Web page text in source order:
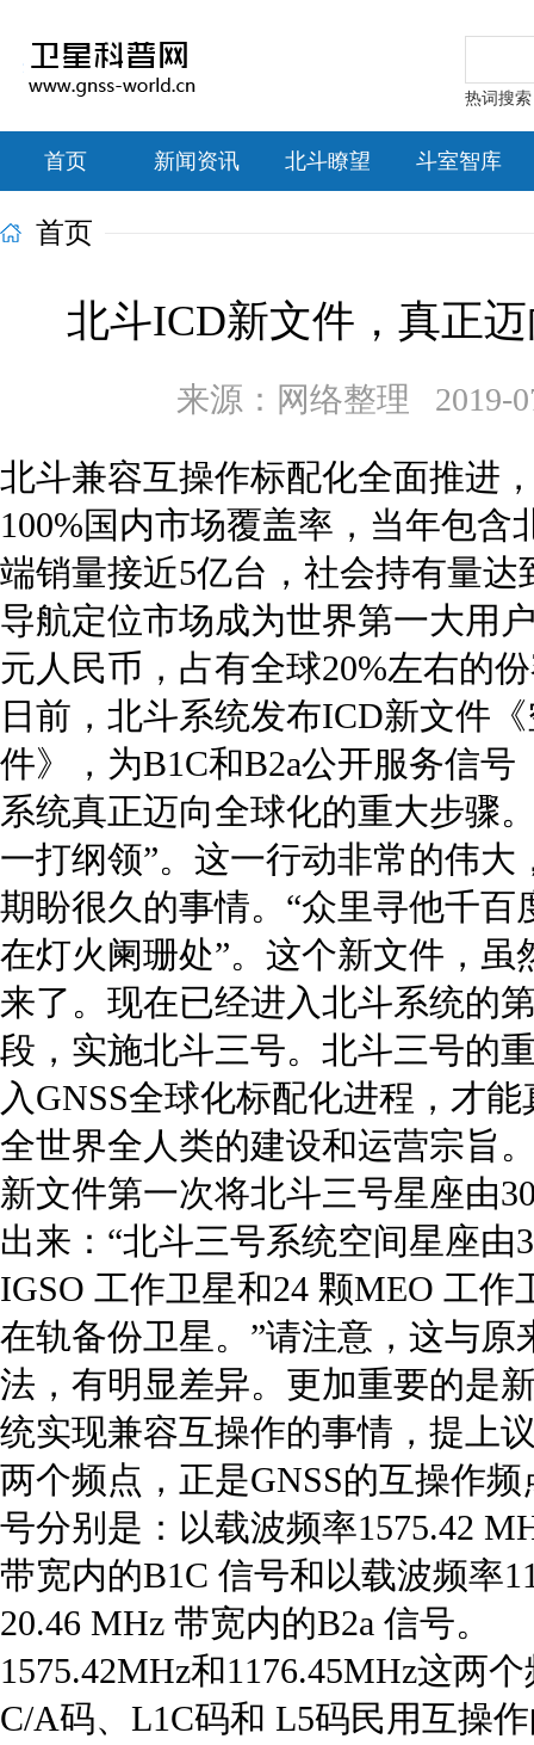
热词搜
首页 新闻资讯 北斗瞭望 斗室智库
首页
北斗ICD新文件，真正
来源：网络整理 2019-
北斗兼容互操作标配化全面推进
100%国内市场覆盖率，当年包含
端销量接近5亿台，社会持有量达
导航定位市场成为世界第一大用
元人民币，占有全球20%左右的
日前，北斗系统发布ICD新文件
件》，为B1C和B2a公开服务信
系统真正迈向全球化的重大步骤
一打纲领”。这一行动非常的伟大
期盼很久的事情。“众里寻他千百
在灯火阑珊处”。这个新文件，虽
来了。现在已经进入北斗系统的
段，实施北斗三号。北斗三号的
入GNSS全球化标配化进程，才
全世界全人类的建设和运营宗旨
新文件第一次将北斗三号星座由
出来：“北斗三号系统空间星座由
IGSO 工作卫星和24 颗MEO 工
在轨备份卫星。”请注意，这与原
法，有明显差异。更加重要的是
统实现兼容互操作的事情，提上
两个频点，正是GNSS的互操作
号分别是：以载波频率1575.42
带宽内的B1C 信号和以载波频率
20.46 MHz 带宽内的B2a 信号。
1575.42MHz和1176.45MHz这两
C/A码、L1C码和 L5码民用互操